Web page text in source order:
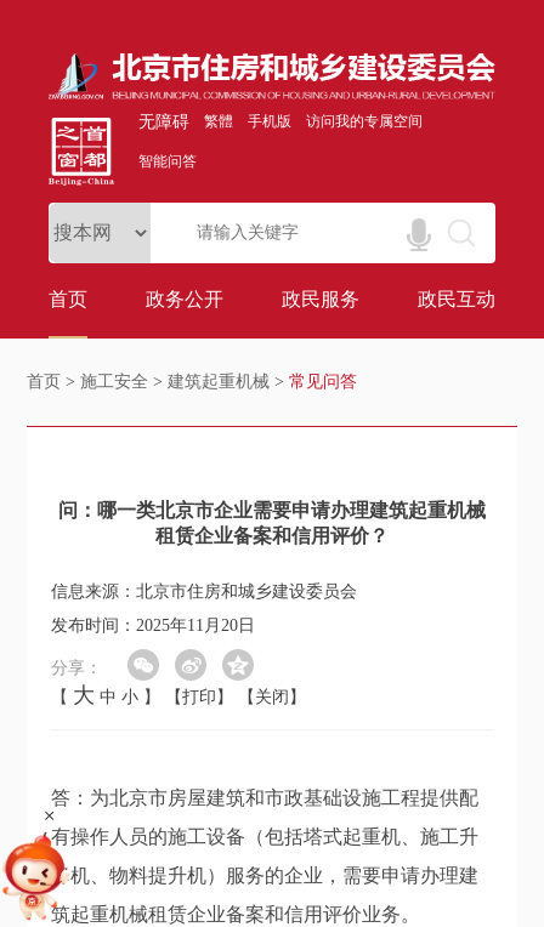
无障碍 繁體 手机版 访问我的专属空间
智能问答
首页 政务公开 政民服务 政民互动
首页 >施工安全 >建筑起重机械 >常见问答
问：哪一类北京市企业需要申请办理建筑起重机械
租赁企业备案和信用评价？
信息来源：北京市住房和城乡建设委员会
发布时间：2025年11月20日
分享：
【 大 中 小 】 【打印】 【关闭】
答：为北京市房屋建筑和市政基础设施工程提供配
有操作人员的施工设备（包括塔式起重机、施工升
降机、物料提升机）服务的企业，需要申请办理建
筑起重机械租赁企业备案和信用评价业务。
+